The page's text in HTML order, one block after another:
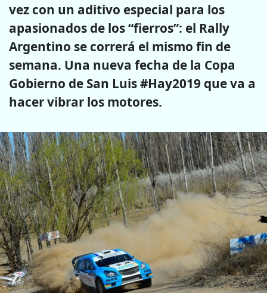
vez con un aditivo especial para los
apasionados de los “fierros”: el Rally
Argentino se correrá el mismo fin de
semana. Una nueva fecha de la Copa
Gobierno de San Luis #Hay2019 que va a
hacer vibrar los motores.